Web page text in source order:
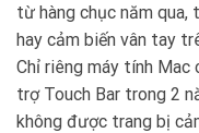
từ hàng chục năm
hay cảm biến vân tay
Chỉ riêng máy tính Mac
trợ Touch Bar trong 2
không được trang bị